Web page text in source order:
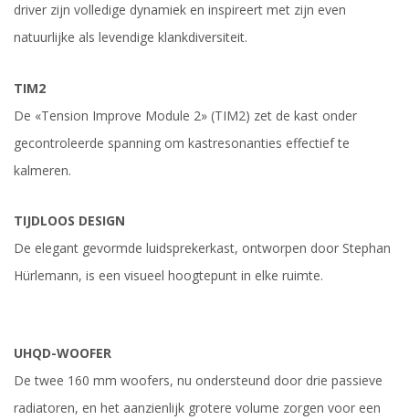
driver zijn volledige dynamiek en inspireert met zijn even
natuurlijke als levendige klankdiversiteit.
TIM2
De «Tension Improve Module 2» (TIM2) zet de kast onder
gecontroleerde spanning om kastresonanties effectief te
kalmeren.
TIJDLOOS DESIGN
De elegant gevormde luidsprekerkast, ontworpen door Stephan
Hürlemann, is een visueel hoogtepunt in elke ruimte.
UHQD-WOOFER
De twee 160 mm woofers, nu ondersteund door drie passieve
radiatoren, en het aanzienlijk grotere volume zorgen voor een